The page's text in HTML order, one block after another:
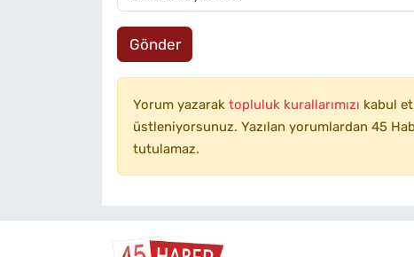
Gönder
Yorum yazarak topluluk kurallarımızı kabul
üstleniyorsunuz. Yazılan yorumlardan 45
tutulamaz.